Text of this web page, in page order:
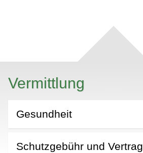
Vermittlung
Gesundheit
Schutzgebühr und Vertrag